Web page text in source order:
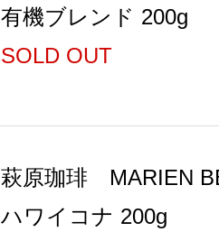
有機ブレンド 200g
SOLD OUT
萩原珈琲 MARIEN
ハワイコナ 200g